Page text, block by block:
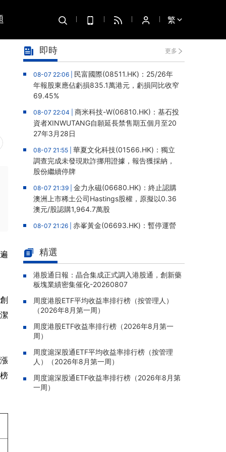
繁
即時 更多
08-07 22:06 | 民富國際(08511.HK)：25/26年
年報股東應佔虧損835.1萬港元，虧損同比收窄
69.45%
08-07 22:04 | 商米科技-W(06810.HK)：基石投
資者XINWUTANG自願延長禁售期五個月至20
27年3月28日
08-07 21:55 | 華夏文化科技(01566.HK)：獨立
調查完成未發現欺詐挪用證據，報告獲採納，
股份繼續停牌
08-07 21:39 | 金力永磁(06680.HK)：終止認購
澳洲上市稀土公司Hastings股權，原擬以0.36
澳元/股認購1,964.7萬股
08-07 21:26 | 赤峯黃金(06693.HK)：暫停運營
人民幣5,406萬元
08-07 20:07 |靈寶黃金(03330.HK)：新疆哈巴
河勘查取得重大進展，保有金金屬量由13.20噸
躍升至53.94噸
08-07 20:04 |迅策(03317.HK)：與天合算力訂
立戰略合作備忘，共探能源垂類大模型與Toke
n工廠商業化
08-07 20:02 |
中國泛半導體IMSS市場排名第三
08-07 19:47 | 浙能邁領綠航二次遞表港交所，爲
全球領先的綠色航運設備和系統提供商
08-07 19:09 |
精選
港股通日報：晶合集成正式調入港股通，創新藥
板塊業績密集催化-20260807
周度港股ETF平均收益率排行榜（按管理人）
（2026年8月第一周）
周度港股ETF收益率排行榜（2026年8月第一
周）
周度滬深股通ETF平均收益率排行榜（按管理
人）（2026年8月第一周）
周度滬深股通ETF收益率排行榜（2026年8月第
一周）